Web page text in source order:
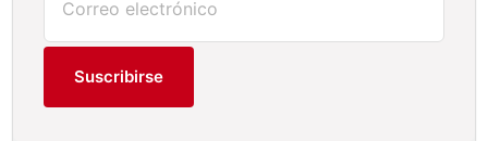
Suscribirse